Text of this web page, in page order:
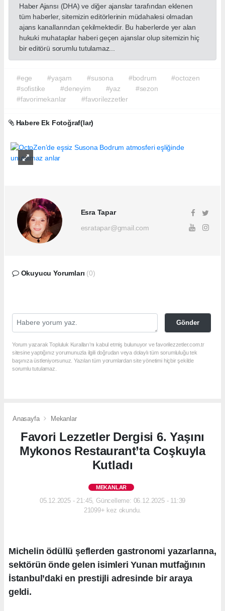
Haber Ajansı (DHA) ve diğer ajanslar tarafından eklenen
tüm haberler, sitemizin editörlerinin müdahalesi olmadan
ajans kanallarından çekilmektedir. Bu haberlerde yer alan
hukuki muhataplar haberi geçen ajanslar olup sitemizin hiç
bir editörü sorumlu tutulamaz...
#ege #yaşam #susona #bodrum
#octozen
#sofistike
#deneyim #yaz
#sezon
#favorimekanlar
#favorilezzetler
Habere Ek Fotoğraf(lar)
Esra Tapar
esratapar@gmail.com
Okuyucu Yorumları (0)
Gönder
Yorum yazarak Topluluk Kuralları’nı kabul etmiş bulunuyor ve favorilezzetler.com.tr
sitesine yaptığınız yorumunuzla ilgili doğrudan veya dolaylı tüm sorumluluğu tek
başınıza üstleniyorsunuz. Yazılan tüm yorumlardan site yönetimi hiçbir şekilde
sorumlu tutulamaz.
Anasayfa Mekanlar
Favori Lezzetler Dergisi 6. Yaşını
Mykonos Restaurant’ta Coşkuyla
Kutladı
MEKANLAR
05.12.2025 - 21:45, Güncelleme: 06.12.2025 - 11:39
21099+ kez okundu.
Michelin ödüllü şeflerden gastronomi yazarlarına,
sektörün önde gelen isimleri Yunan mutfağının
İstanbul’daki en prestijli adresinde bir araya
geldi.